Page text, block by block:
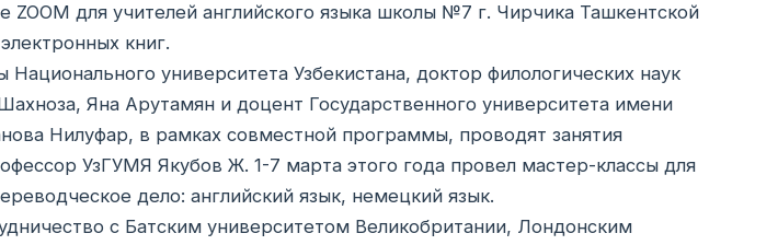
для учителей английского языка школы №7 г. Чирчика Ташкентской
книг.
университета Узбекистана, доктор филологических наук
Яна Арутамян и доцент Государственного университета имени
Нилуфар, в рамках совместной программы, проводят занятия
УзГУМЯ Якубов Ж. 1-7 марта этого года провел мастер-классы для
дело: английский язык, немецкий язык.
с Батским университетом Великобритании, Лондонским